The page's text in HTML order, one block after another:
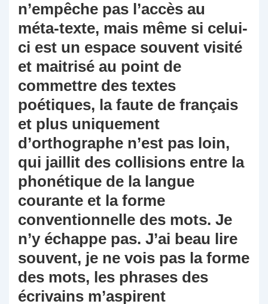
n’empêche pas l’accès au
méta-texte, mais même si celui-
ci est un espace souvent visité
et maitrisé au point de
commettre des textes
poétiques, la faute de français
et plus uniquement
d’orthographe n’est pas loin,
qui jaillit des collisions entre la
phonétique de la langue
courante et la forme
conventionnelle des mots. Je
n’y échappe pas. J’ai beau lire
souvent, je ne vois pas la forme
des mots, les phrases des
écrivains m’aspirent